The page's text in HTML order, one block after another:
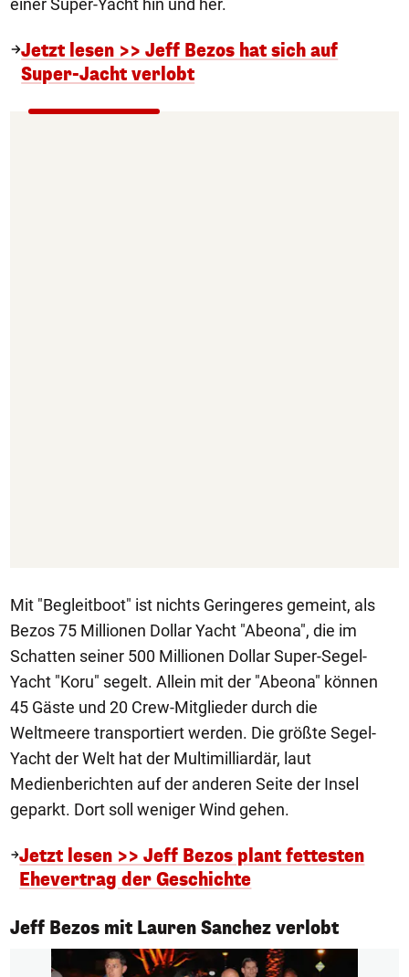
einer Super-Yacht hin und her.
Jetzt lesen >> Jeff Bezos hat sich auf
Super-Jacht verlobt
Mit "Begleitboot" ist nichts Geringeres gemeint, als
Bezos 75 Millionen Dollar Yacht "Abeona", die im
Schatten seiner 500 Millionen Dollar Super-Segel-
Yacht "Koru" segelt. Allein mit der "Abeona" können
45 Gäste und 20 Crew-Mitglieder durch die
Weltmeere transportiert werden. Die größte Segel-
Yacht der Welt hat der Multimilliardär, laut
Medienberichten auf der anderen Seite der Insel
geparkt. Dort soll weniger Wind gehen.
Jetzt lesen >> Jeff Bezos plant fettesten
Ehevertrag der Geschichte
Jeff Bezos mit Lauren Sanchez verlobt
1/6